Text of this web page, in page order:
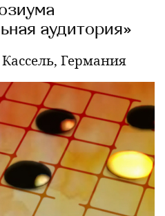
аудитория»
Германия